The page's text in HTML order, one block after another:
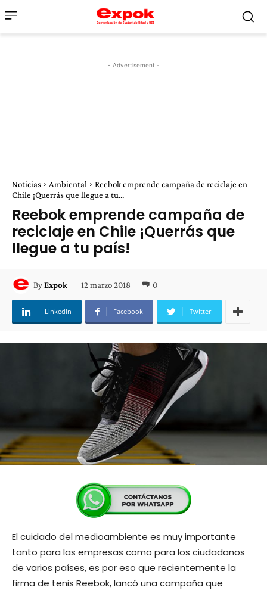
- Advertisement -
Noticias Ambiental
Reebok emprende campaña de reciclaje en
Chile ¡Querrás que llegue a tu...
Reebok emprende campaña de
reciclaje en Chile ¡Querrás que
llegue a tu país!
ByExpok 12 marzo 2018 0
Linkedin Facebook Twitter
El cuidado del medioambiente es muy importante
tanto para las empresas como para los ciudadanos
de varios países, es por eso que recientemente la
firma de tenis Reebok, lancó una campaña que